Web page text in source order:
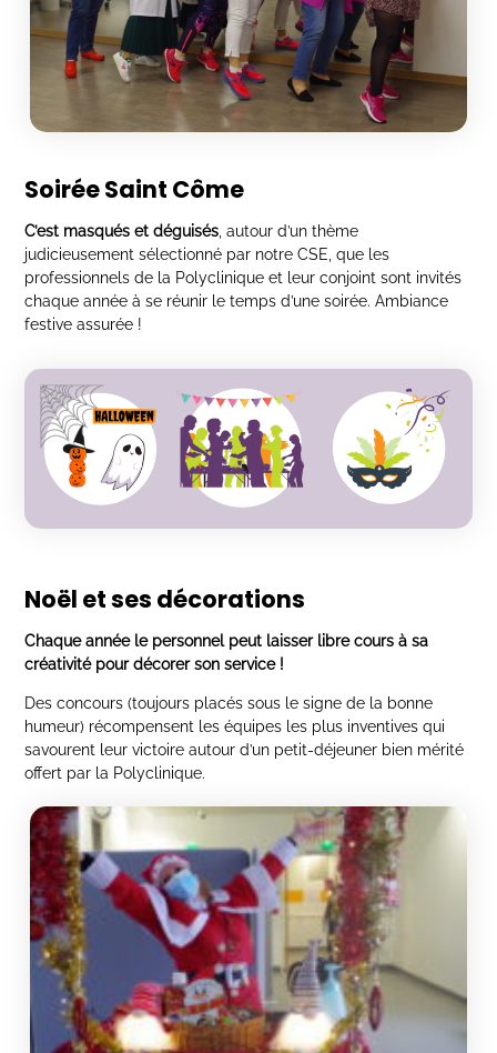
Soirée Saint Côme
C’est masqués et déguisés , autour d’un thème
judicieusement sélectionné par notre CSE, que les
professionnels de la Polyclinique et leur conjoint sont invités
chaque année à se réunir le temps d’une soirée. Ambiance
festive assurée !
Noël et ses décorations
Chaque année le personnel peut laisser libre cours à sa
créativité pour décorer son service !
Des concours (toujours placés sous le signe de la bonne
humeur) récompensent les équipes les plus inventives qui
savourent leur victoire autour d’un petit-déjeuner bien mérité
offert par la Polyclinique.